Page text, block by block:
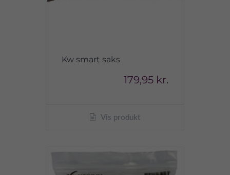
Kw smart saks
179,95 kr.
Vis produkt